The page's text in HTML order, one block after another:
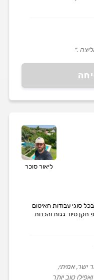
.״
ליאור סוכר
סוגי עבודות האיטום
תקן סיוד גגות והכנות
ישר, אמיתי,
טוב יותר